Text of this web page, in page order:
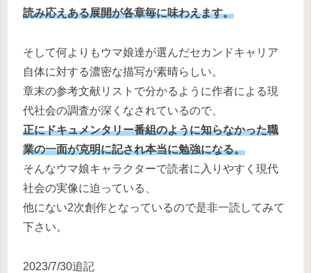
読み応えある展開が各章毎に味わえます。
そして何よりもウマ娘達が選んだセカンドキャリア
自体に対する濃密な描写が素晴らしい。
章末の参考文献リストで分かるように作者による現
代社会の調査が深くなされているので、
正にドキュメンタリー番組のように知らなかった職
業の一面が克明に記され本当に勉強になる。
そんなウマ娘キャラクターで読者に入りやすく現代
社会の実像に迫っている、
他にない2次創作となっているので是非一読してみて
下さい。
2023/7/30追記